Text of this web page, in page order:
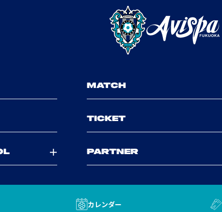
MATCH
TICKET
PARTNER
カレンダー